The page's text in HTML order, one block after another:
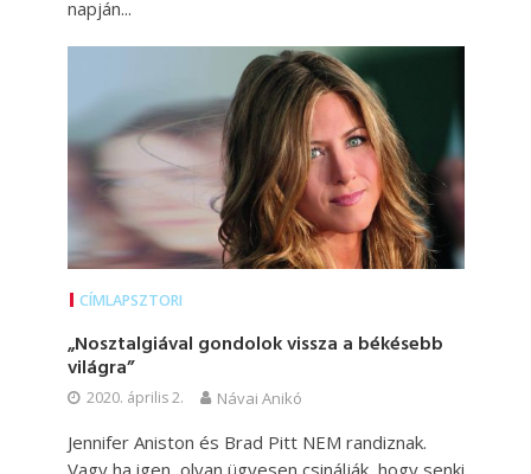
napján...
CÍMLAPSZTORI
„Nosztalgiával gondolok vissza a békésebb
világra”
2020. április 2. Návai Anikó
Jennifer Aniston és Brad Pitt NEM randiznak.